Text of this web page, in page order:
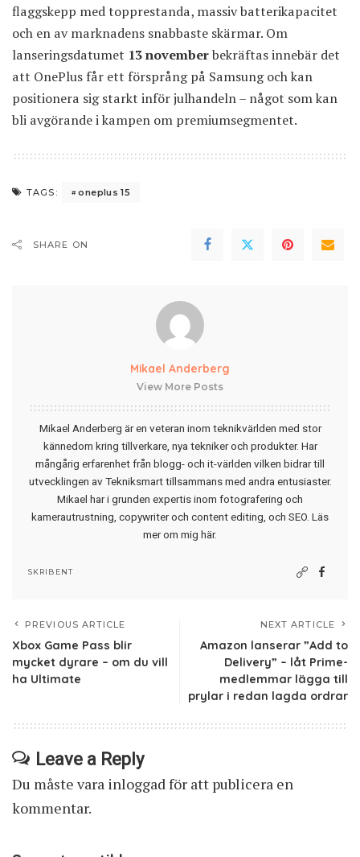
flaggskepp med topprestanda, massiv batterikapacitet
och en av marknadens snabbaste skärmar. Om
lanseringsdatumet 13 novemberbekräftas innebär det
att OnePlus får ett försprång på Samsung och kan
positionera sig starkt inför julhandeln – något som kan
bli avgörande i kampen om premiumsegmentet.
TAGS: oneplus 15
SHARE ON
Mikael Anderberg
View More Posts
Mikael Anderberg är en veteran inom teknikvärlden med stor
kännedom kring tillverkare, nya tekniker och produkter. Har
mångårig erfarenhet från blogg- och it-världen vilken bidrar till
utvecklingen av Tekniksmart tillsammans med andra entusiaster.
Mikael har i grunden expertis inom fotografering och
kamerautrustning, copywriter och content editing, och SEO. Läs
mer om mig här.
SKRIBENT
PREVIOUS ARTICLE
Xbox Game Pass blir
mycket dyrare – om du vill
ha Ultimate
NEXT ARTICLE
Amazon lanserar ”Add to
Delivery” – låt Prime-
medlemmar lägga till
prylar i redan lagda ordrar
Leave a Reply
Du måste vara inloggadför att publicera en
kommentar.